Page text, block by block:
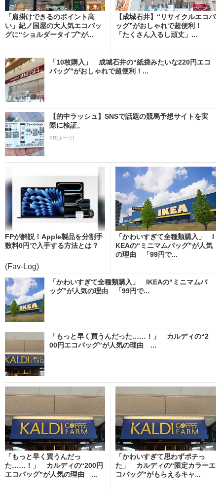
「肩掛けできるのポイント高
い」紀ノ国屋の大人気エコバッ
グに“ショルダータイプ”が...
【成城石井】“リサイクルエコバ
ッグ”がおしゃれで超便利！
「たくさん入るし頑丈」...
「10枚購入」 成城石井の“紙袋みたいな220円エコ
バッグ”がおしゃれで超便利！...
【的中ラッシュ】SNSで話題の競馬予想サイトを実
際に検証。
PR(ルーツ)
FPが解説！Apple製品を分割手
数料0円で入手する方法とは？
(Fav-Log)
「かわいすぎて全種類購入」 I
KEAの“ミニマムバッグ”が人気
の理由 「99円で...
「かわいすぎて全種類購入」 IKEAの“ミニマムバ
ッグ”が人気の理由 「99円で...
「もっと早く買うんだった……！」 カルディの“2
00円エコバッグ”が人気の理由 ...
「もっと早く買うんだっ
た……！」 カルディの“200円
エコバッグ”が人気の理由 ...
「かわいすぎて思わずポチっ
た」 カルディの“限定カラーエ
コバッグ”がもらえるキャ...